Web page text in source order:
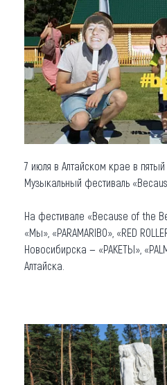
Что привезти
О регионе
Коллекция
Другие рубрики
7 июля в Алтайском крае в пятый
Музыкальный фестиваль
На фестивале «Because of the
«Мы», «PARAMARIBO», «RED
Новосибирска — «РАКЕТЫ»,
Алтайска.